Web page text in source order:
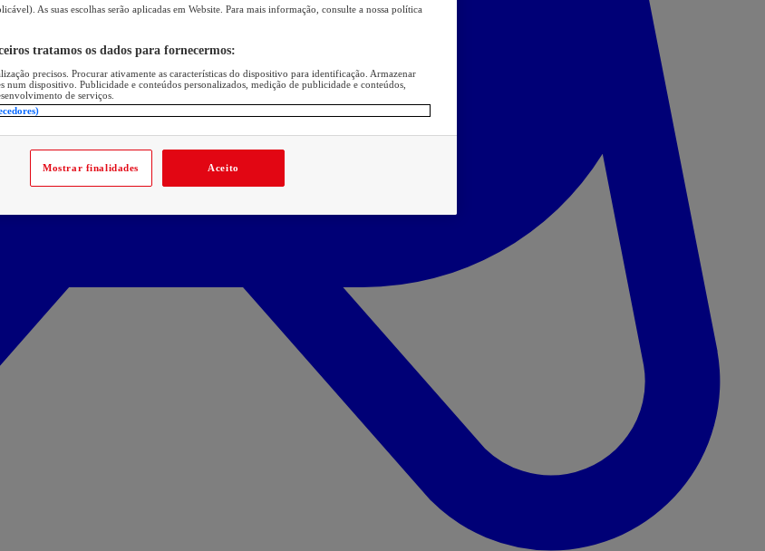
As suas escolhas serão aplicadas em Website. Para mais informação, consulte a nossa política
tratamos os dados para fornecermos:
precisos. Procurar ativamente as características do dispositivo para identificação. Armazenar
num dispositivo. Publicidade e conteúdos personalizados, medição de publicidade e conteúdos,
de serviços.
Mostrar finalidades Aceito